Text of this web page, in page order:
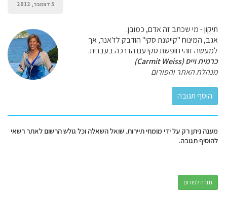
5 דצמבר, 2012
תיקון - מי שכתב זה אדם, כמובן.
אגב, המינוח "קייטנת סקי" הודבק לז'אנר, אך
למעשה זוהי חופשת סקי עם הדרכה בעברית.
כרמית וייס (Carmit Weiss)
מנהלת האתר והפורום
מענה ניתן רק על ידי מומחי תיירות. שואל השאלה וכל גולש הרשום לאתר רשאי
להוסיף תגובה.
חזרה לפורום